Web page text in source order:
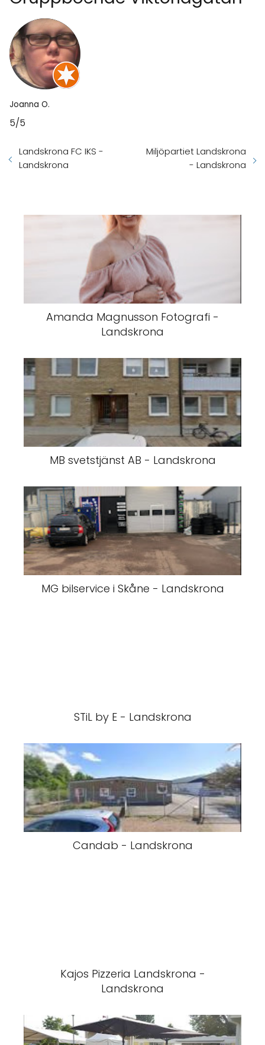
Joanna O.
5/5
Landskrona FC IKS -
Landskrona
Miljöpartiet Landskrona
- Landskrona
Amanda Magnusson Fotografi -
Landskrona
MB svetstjänst AB - Landskrona
MG bilservice i Skåne - Landskrona
STiL by E - Landskrona
Candab - Landskrona
Kajos Pizzeria Landskrona -
Landskrona